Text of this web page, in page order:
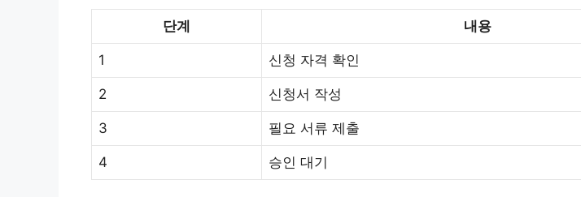
단계 내용
1 신청 자격 확인
2 신청서 작성
3 필요 서류 제출
4 승인 대기